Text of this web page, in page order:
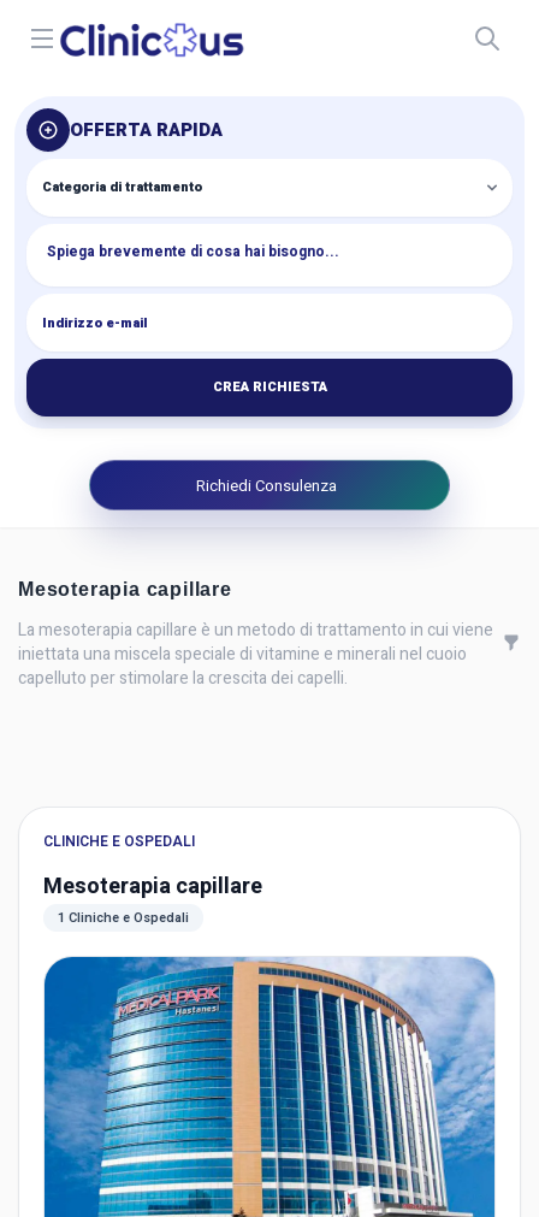
Open menu
OFFERTA RAPIDA
CREA RICHIESTA
Richiedi Consulenza
Mesoterapia capillare
La mesoterapia capillare è un metodo di trattamento in cui viene
iniettata una miscela speciale di vitamine e minerali nel cuoio
capelluto per stimolare la crescita dei capelli.
CLINICHE E OSPEDALI
Mesoterapia capillare
1 Cliniche e Ospedali